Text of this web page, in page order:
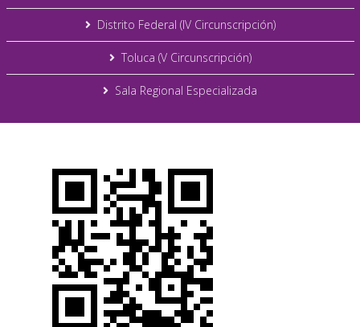
Distrito Federal (IV Circunscripción)
Toluca (V Circunscripción)
Sala Regional Especializada